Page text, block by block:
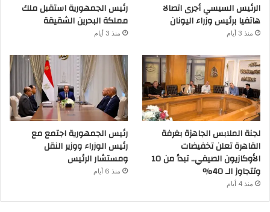
الرئيس السيسي أجرى اتصالا
هاتفيا برئيس وزراء اليونان
منذ 3 أيام
رئيس الجمهورية استقبل ملك
مملكة البحرين الشقيقة
منذ 3 أيام
لجنة الملابس الجاهزة بغرفة
القاهرة تعلن تخفيضات
الأوكازيون الصيفي.. تبدأ من 10
وتتجاوز الـ 40%
منذ 4 أيام
رئيس الجمهورية اجتمع مع
رئيس الوزراء ووزير النقل
ومستشار الرئيس
منذ 6 أيام